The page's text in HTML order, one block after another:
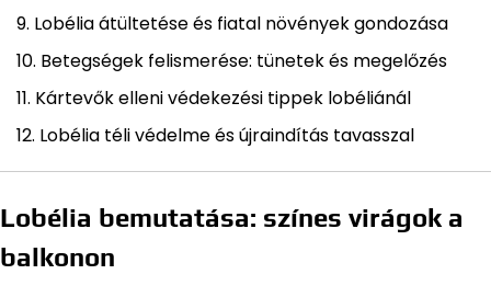
Lobélia átültetése és fiatal növények gondozása
Betegségek felismerése: tünetek és megelőzés
Kártevők elleni védekezési tippek lobéliánál
Lobélia téli védelme és újraindítás tavasszal
Lobélia bemutatása: színes virágok a
balkonon